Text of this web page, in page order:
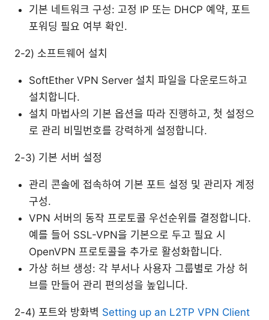
기본 네트워크 구성: 고정 IP 또는 DHCP 예약, 포트
포워딩 필요 여부 확인.
2-2) 소프트웨어 설치
SoftEther VPN Server 설치 파일을 다운로드하고
설치합니다.
설치 마법사의 기본 옵션을 따라 진행하고, 첫 설정으
로 관리 비밀번호를 강력하게 설정합니다.
2-3) 기본 서버 설정
관리 콘솔에 접속하여 기본 포트 설정 및 관리자 계정
구성.
VPN 서버의 동작 프로토콜 우선순위를 결정합니다.
예를 들어 SSL-VPN을 기본으로 두고 필요 시
OpenVPN 프로토콜을 추가로 활성화합니다.
가상 허브 생성: 각 부서나 사용자 그룹별로 가상 허
브를 만들어 관리 편의성을 높입니다.
2-4) 포트와 방화벽 Setting up an L2TP VPN Client